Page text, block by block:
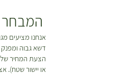
המבחר
אנחנו מציעים
דשא גבוה ומפנק
הצעת המחיר
או יישור שטח).